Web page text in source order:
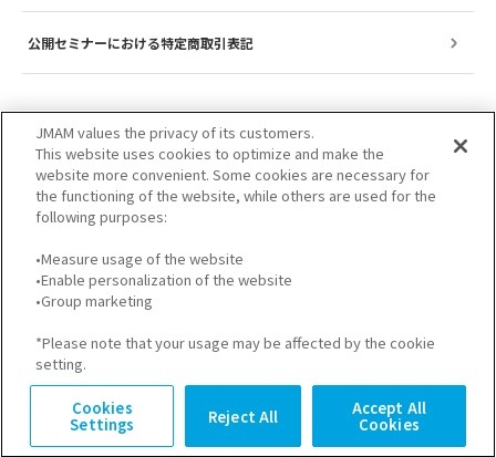
公開セミナーにおける特定商取引表記
サイトのご利用について
JMAM values the privacy of its customers.
This website uses cookies to optimize and make the
website more convenient. Some cookies are necessary for
the functioning of the website, while others are used for the
following purposes:
•Measure usage of the website
•Enable personalization of the website
•Group marketing
*Please note that your usage may be affected by the cookie
setting.
Cookies
Settings Reject All Accept All
Cookies